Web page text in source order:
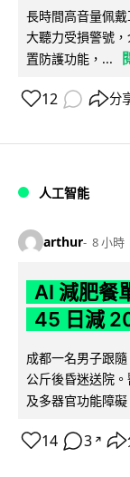
長時間高音量佩
大聽力受損警號
置防護功能，...
12 分
人工智能
arthur 8 小時
AI 減肥餐
45 日減
成都一名男子跟
公斤後昏迷送院
及多器官功能障
14 3 ↗